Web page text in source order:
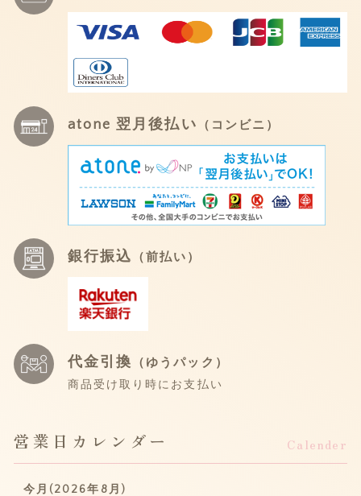
atone 翌月後払い （コンビニ）
銀行振込 （前払い）
代金引換 （ゆうパック）
商品受け取り時にお支払い
営業日カレンダー Calender
今月(2026年8月)